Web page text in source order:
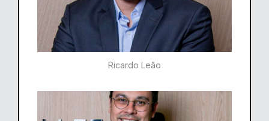
Ricardo Leão​